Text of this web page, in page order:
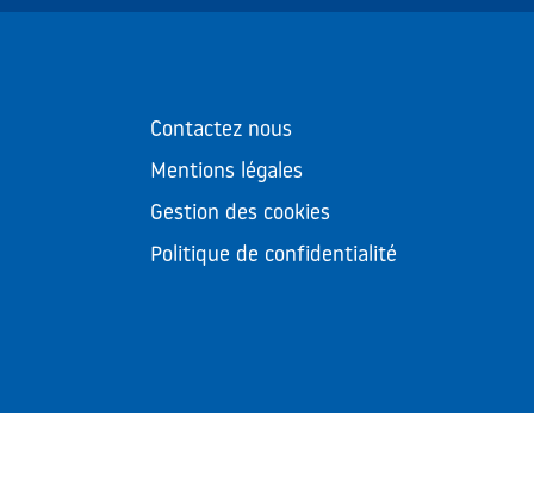
Contactez nous
Mentions légales
Gestion des cookies
Politique de confidentialité